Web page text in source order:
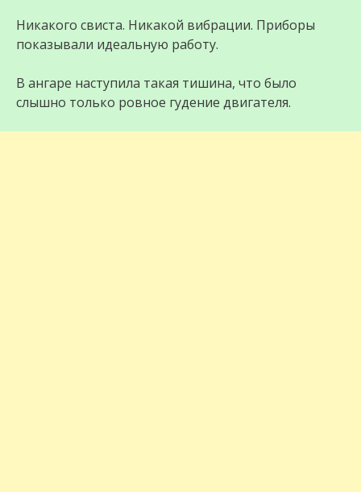
Никакого свиста. Никакой вибрации. Приборы
показывали идеальную работу.
В ангаре наступила такая тишина, что было
слышно только ровное гудение двигателя.